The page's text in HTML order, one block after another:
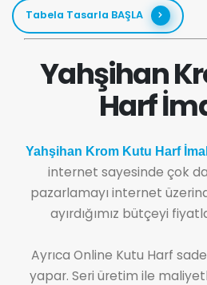
Tabela Tasarla BAŞLA
Yahşihan
Harf
Yahşihan Krom Kutu Harf
internet sayesinde çok
pazarlamayı internet
ayırdığımız bütçeyi
Ayrıca Online Kutu Harf
yapar. Seri üretim ile